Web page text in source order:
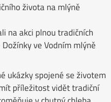
života na mlýně
na akci plnou tradičních
ve Vodním mlýně
ukázky spojené se životem
příležitost vidět tradiční